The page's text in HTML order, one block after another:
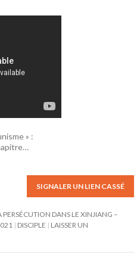
» :
SIGNALER UN LIEN CASSÉ
DANS LE XINJIANG –
DISCIPLE
LAISSER UN